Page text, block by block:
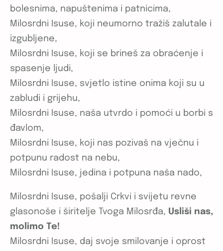
bolesnima, napuštenima i patnicima,
Milosrdni Isuse, koji neumorno tražiš zalutale i
izgubljene,
Milosrdni Isuse, koji se brineš za obraćenje i
spasenje ljudi,
Milosrdni Isuse, svjetlo istine onima koji su u
zabludi i grijehu,
Milosrdni Isuse, naša utvrdo i pomoći u borbi s
đavlom,
Milosrdni Isuse, koji nas pozivaš na vječnu i
potpunu radost na nebu,
Milosrdni Isuse, jedina i potpuna naša nado,
Milosrdni Isuse, pošalji Crkvi i svijetu revne
glasonoše i širitelje Tvoga Milosrđa, Usliši nas,
molimo Te!
Milosrdni Isuse, daj svoje smilovanje i oprost